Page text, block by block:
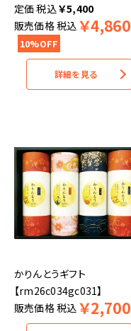
税込￥5,400
販売価格税込 ￥4,860
10%OFF
詳細を見る
かりんとうギフト
【rm26c034gc031】
販売価格税込 ￥2,700